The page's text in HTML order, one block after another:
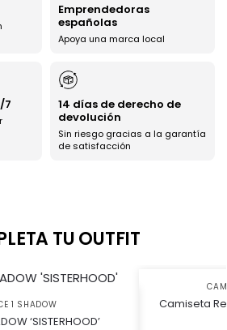
Emprendedoras
españolas
Apoya una marca local
7
14 días de derecho de
devolución
Sin riesgo gracias a la garantía
de satisfacción
TU OUTFIT
1 SHADOW
‘SISTERHOOD’
Camiseta